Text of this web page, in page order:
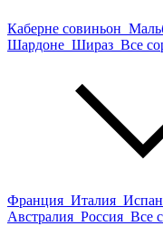
Каберне совиньон
Шардоне Шираз Все
Франция Италия
Австралия Россия Все